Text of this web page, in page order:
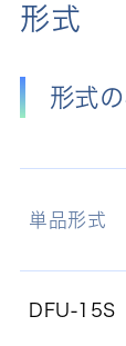
形式
形式
単品形式
DFU-15S